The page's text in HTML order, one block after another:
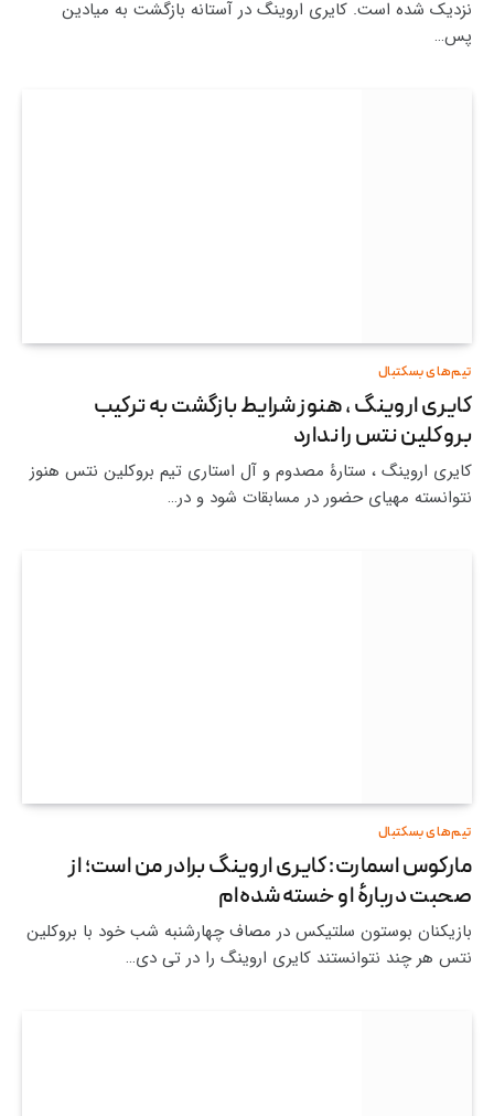
نزدیک شده است. کایری اروینگ در آستانه بازگشت به میادین
پس…
تیم‌های بسکتبال
کایری اروینگ ، هنوز شرایط بازگشت به ترکیب
بروکلین نتس را ندارد
کایری اروینگ ، ستارۀ مصدوم و آل ‌استاری تیم بروکلین نتس هنوز
نتوانسته مهیای حضور در مسابقات شود و در…
تیم‌های بسکتبال
مارکوس اسمارت: کایری اروینگ برادر من است؛ از
صحبت دربارۀ او خسته شده‌ام
بازیکنان بوستون سلتیکس در مصاف چهارشنبه شب خود با بروکلین
نتس هر چند نتوانستند کایری اروینگ را در تی دی…